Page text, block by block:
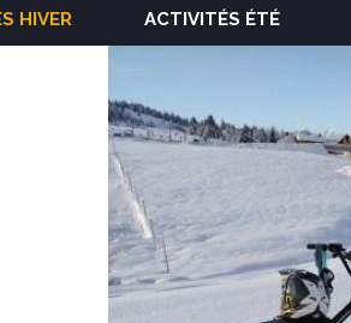
HIVER ACTIVITÉS ÉTÉ